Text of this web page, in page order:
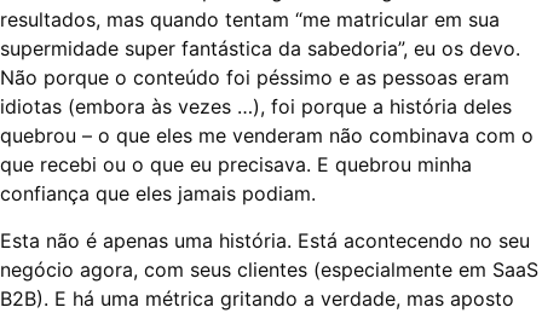
resultados, mas quando tentam “me matricular em sua
supermidade super fantástica da sabedoria”, eu os devo.
Não porque o conteúdo foi péssimo e as pessoas eram
idiotas (embora às vezes …), foi porque a história deles
quebrou – o que eles me venderam não combinava com o
que recebi ou o que eu precisava. E quebrou minha
confiança que eles jamais podiam.
Esta não é apenas uma história. Está acontecendo no seu
negócio agora, com seus clientes (especialmente em SaaS
B2B). E há uma métrica gritando a verdade, mas aposto